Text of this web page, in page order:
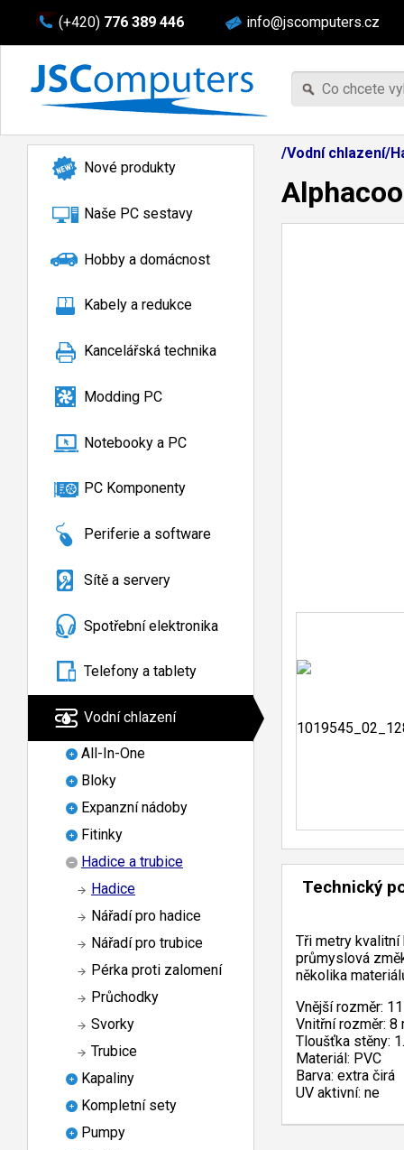
(+420) 776 389 446 info@jscomputers.cz
Nové produkty
Naše PC sestavy
Hobby a domácnost
Kabely a redukce
Kancelářská technika
Modding PC
Notebooky a PC
PC Komponenty
Periferie a software
Sítě a servery
Spotřební elektronika
Telefony a tablety
Vodní chlazení
All-In-One
Bloky
Expanzní nádoby
Fitinky
Hadice a trubice
Hadice
Nářadí pro hadice
Nářadí pro trubice
Pérka proti zalomení
Průchodky
Svorky
Trubice
Kapaliny
Kompletní sety
Pumpy
/Vodní chlazení/
Technický
Tři metry kvalitní
průmyslová
několika
Vnější rozměr:
Vnitřní rozměr: 8
Tloušťka stěny:
Materiál: PVC
Barva: extra čirá
UV aktivní: ne